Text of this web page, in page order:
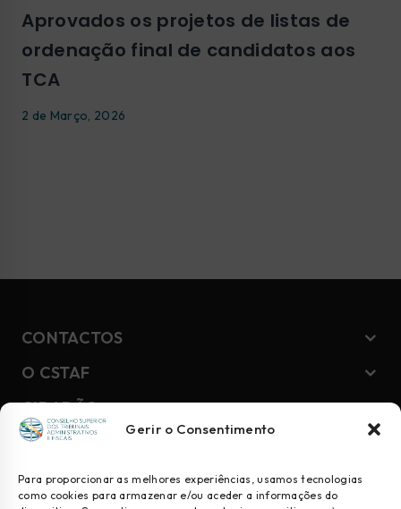
Gerir o Consentimento
Para proporcionar as melhores experiências, usamos tecnologias
como cookies para armazenar e/ou aceder a informações do
Aprovados os projetos de listas de
ordenação final de candidatos aos
TCA
2 de Março, 2026
CONTACTOS
O CSTAF
CIDADÃO
NEWSLETTER